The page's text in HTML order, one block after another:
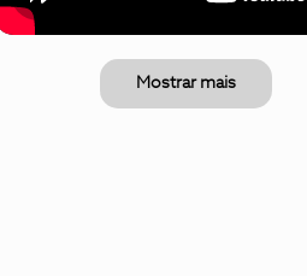
Mostrar mais